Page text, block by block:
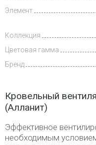
Элемент
Коллекция
Цветовая гамма
Бренд
Кровельный
(Алланит)
Эффективное
необходимым